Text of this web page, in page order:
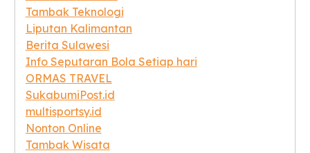
Tambak Teknologi
Liputan Kalimantan
Berita Sulawesi
Info Seputaran Bola Setiap hari
ORMAS TRAVEL
SukabumiPost.id
multisportsy.id
Nonton Online
Tambak Wisata